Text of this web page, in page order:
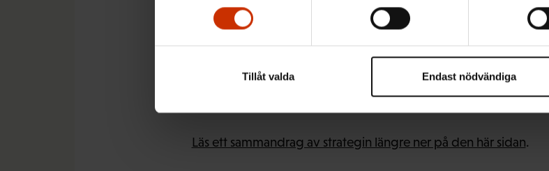
Endast nödvändiga
Tillåt valda
För att uppnå de strategiska målen kommer FFC och
är också att trygga bättre arbetslivskvalitet och sysselsättning,
samhällelig rättvisa.
Läs ett sammandrag av strategin längre ner på den här sidan.